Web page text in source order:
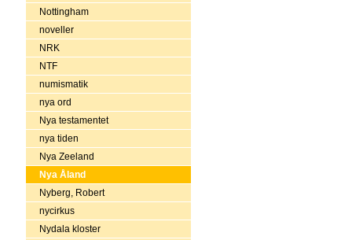
Nottingham
noveller
NRK
NTF
numismatik
nya ord
Nya testamentet
nya tiden
Nya Zeeland
Nya Åland
Nyberg, Robert
nycirkus
Nydala kloster